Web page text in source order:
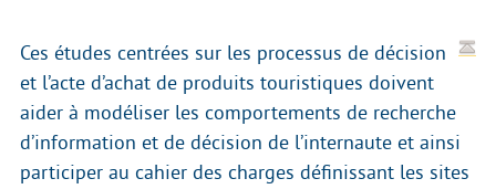
Ces études centrées sur les processus de décision
et l’acte d’achat de produits touristiques doivent
aider à modéliser les comportements de recherche
d’information et de décision de l’internaute et ainsi
participer au cahier des charges définissant les sites